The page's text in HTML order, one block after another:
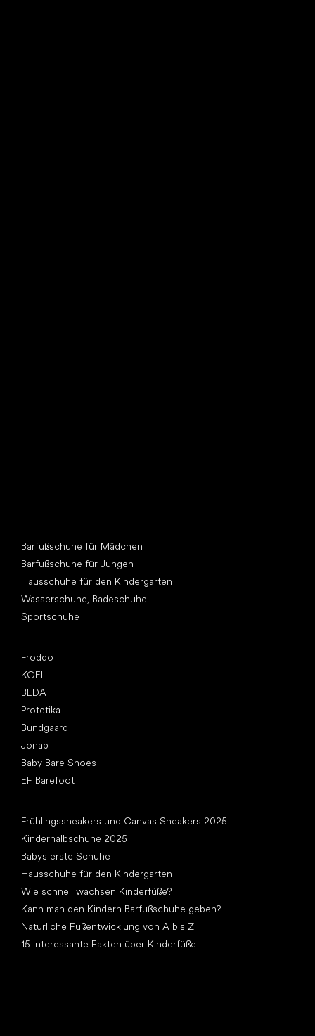
Barfußschuhe für Mädchen
Barfußschuhe für Jungen
Hausschuhe für den Kindergarten
Wasserschuhe, Badeschuhe
Sportschuhe
Froddo
KOEL
BEDA
Protetika
Bundgaard
Jonap
Baby Bare Shoes
EF Barefoot
Frühlingssneakers und Canvas Sneakers 2025
Kinderhalbschuhe 2025
Babys erste Schuhe
Hausschuhe für den Kindergarten
Wie schnell wachsen Kinderfüße?
Kann man den Kindern Barfußschuhe geben?
Natürliche Fußentwicklung von A bis Z
15 interessante Fakten über Kinderfüße